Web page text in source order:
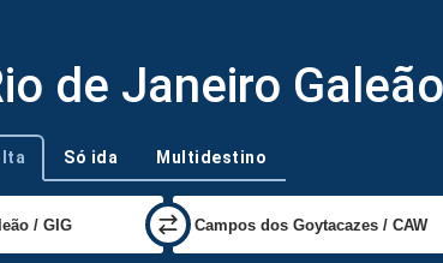
de Janeiro
Só ida Multidestino